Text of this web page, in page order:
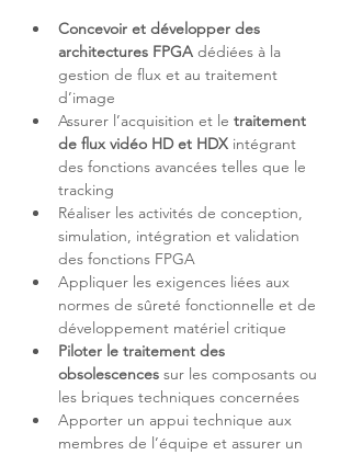
Concevoir et développer des
architectures FPGA dédiées à la
gestion de flux et au traitement
Assurer l’acquisition et le traitement
de flux vidéo HD et HDX intégrant
des fonctions avancées telles que le
Réaliser les activités de conception,
simulation, intégration et validation
Appliquer les exigences liées aux
normes de sûreté fonctionnelle et de
Piloter le traitement des
obsolescences sur les composants ou
Apporter un appui technique aux
membres de l’équipe et assurer un